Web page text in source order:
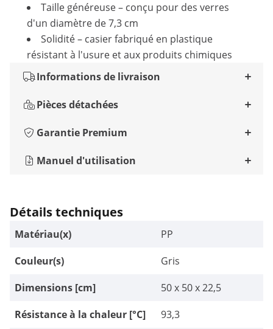
Taille généreuse – conçu pour des verres
d'un diamètre de 7,3 cm
Solidité – casier fabriqué en plastique
résistant à l'usure et aux produits chimiques
Informations de livraison
Pièces détachées
Garantie Premium
Manuel d'utilisation
Détails techniques
Matériau(x)
PP
Couleur(s)
Gris
Dimensions [cm]
50 x 50 x 22,5
Résistance à la chaleur [°C]
93,3